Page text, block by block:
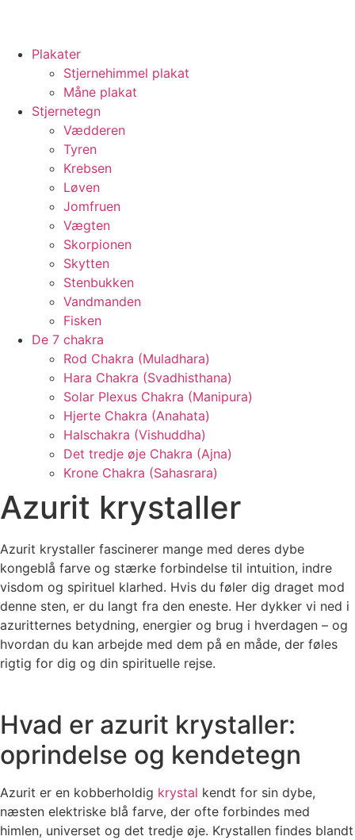
Plakater
Stjernehimmel plakat
Måne plakat
Stjernetegn
Vædderen
Tyren
Krebsen
Løven
Jomfruen
Vægten
Skorpionen
Skytten
Stenbukken
Vandmanden
Fisken
De 7 chakra
Rod Chakra (Muladhara)
Hara Chakra (Svadhisthana)
Solar Plexus Chakra (Manipura)
Hjerte Chakra (Anahata)
Halschakra (Vishuddha)
Det tredje øje Chakra (Ajna)
Krone Chakra (Sahasrara)
Azurit krystaller
Azurit krystaller fascinerer mange med deres dybe
kongeblå farve og stærke forbindelse til intuition, indre
visdom og spirituel klarhed. Hvis du føler dig draget mod
denne sten, er du langt fra den eneste. Her dykker vi ned i
azuritternes betydning, energier og brug i hverdagen – og
hvordan du kan arbejde med dem på en måde, der føles
rigtig for dig og din spirituelle rejse.
Hvad er azurit krystaller:
oprindelse og kendetegn
Azurit er en kobberholdig krystal kendt for sin dybe,
næsten elektriske blå farve, der ofte forbindes med
himlen, universet og det tredje øje. Krystallen findes blandt